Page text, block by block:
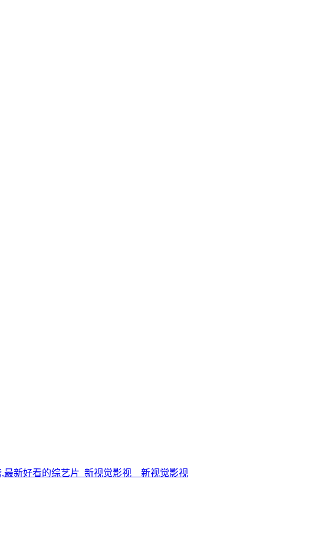
新好看的综艺片_新视觉影视 _ 新视觉影视